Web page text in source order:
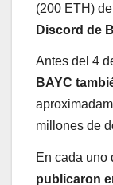
(200 ETH)
Discord de
Antes del 4
BAYC
millones de
En cada uno
publicaron